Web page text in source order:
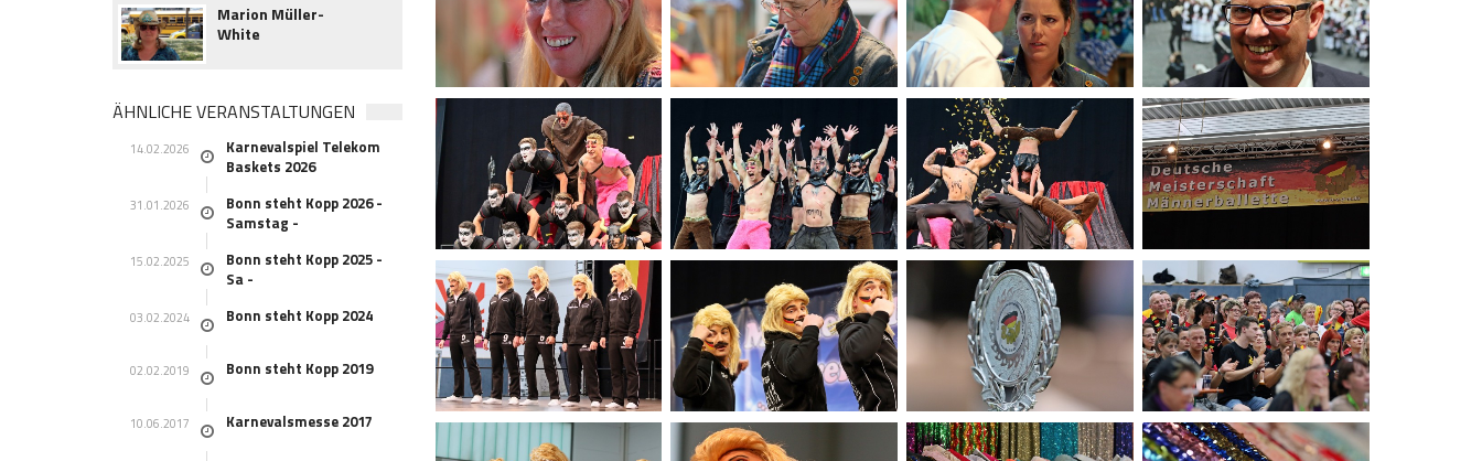
Marion Müller-
White
ÄHNLICHE VERANSTALTUNGEN
14.02.2026
Karnevalspiel Telekom
Baskets 2026
31.01.2026
Bonn steht Kopp 2026 -
Samstag -
15.02.2025
Bonn steht Kopp 2025 -
Sa -
03.02.2024 Bonn steht Kopp 2024
02.02.2019 Bonn steht Kopp 2019
10.06.2017 Karnevalsmesse 2017